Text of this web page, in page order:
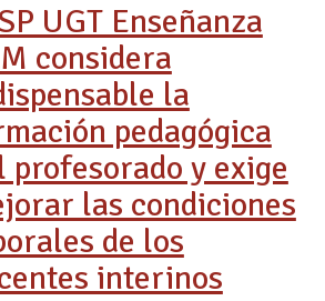
UGT Enseñanza
considera
la
pedagógica
profesorado y exige
las condiciones
de los
interinos